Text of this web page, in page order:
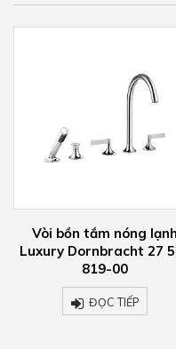
Vòi bồn tắm nóng lạnh
Dornbracht 27 522
819-00
ĐỌC TIẾP